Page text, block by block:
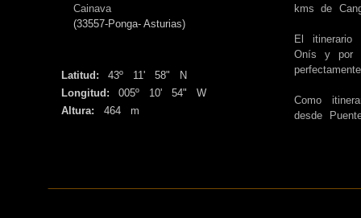
kms de
El
Onís y por
Como
desde
Cainava
(33557-Ponga- Asturias)
Latitud: 43º 11' 58" N
Longitud: 005º 10' 54" W
Altura: 464 m